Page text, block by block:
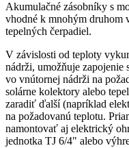
Akumulačné zásobníky s
vhodné k mnohým druhom
tepelných čerpadiel.
V závislosti od teploty
nádrži, umožňuje
vo vnútornej nádrži na
solárne kolektory alebo
zaradiť ďalší (napríklad
na požadovanú teplotu.
namontovať aj elektrický
jednotka TJ 6/4" alebo